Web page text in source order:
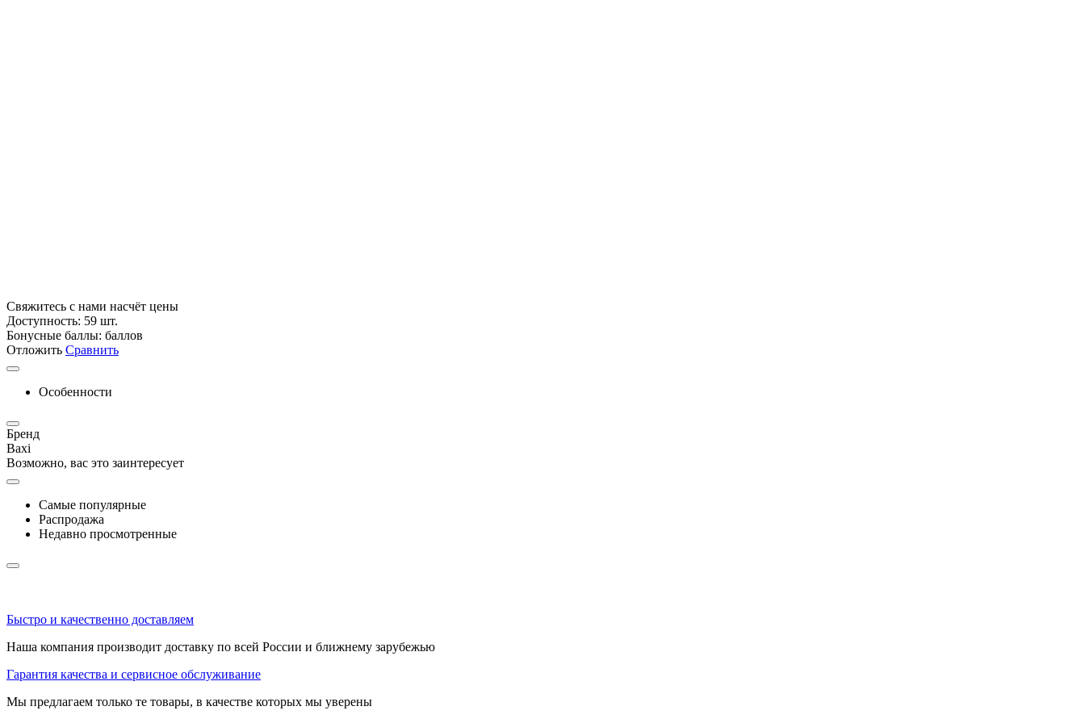
Свяжитесь с нами насчёт цены
Доступность: 59 шт.
Бонусные баллы: баллов
Отложить Сравнить
Особенности
Бренд
Baxi
Возможно, вас это заинтересует
Самые популярные
Распродажа
Недавно просмотренные
Быстро и качественно доставляем
Наша компания производит доставку по всей России и ближнему зарубежью
Гарантия качества и сервисное обслуживание
Мы предлагаем только те товары, в качестве которых мы уверены